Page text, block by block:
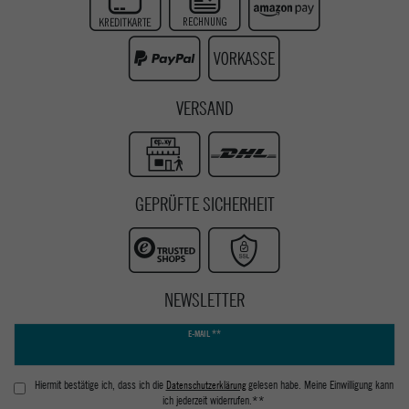
Youtube
VERSAND
GEPRÜFTE SICHERHEIT
NEWSLETTER
E-MAIL **
Hiermit bestätige ich, dass ich die Daten­schutz­erklärunggelesen habe. Meine Einwilligung kann
ich jederzeit widerrufen.**